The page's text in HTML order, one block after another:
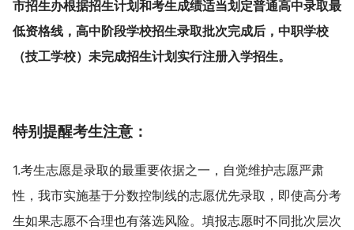
市招生办根据招生计划和考生成绩适当划定普通高中录取最
低资格线，高中阶段学校招生录取批次完成后，中职学校
（技工学校）未完成招生计划实行注册入学招生。
特别提醒考生注意：
1.考生志愿是录取的最重要依据之一，自觉维护志愿严肃
性，我市实施基于分数控制线的志愿优先录取，即使高分考
生如果志愿不合理也有落选风险。填报志愿时不同批次层次